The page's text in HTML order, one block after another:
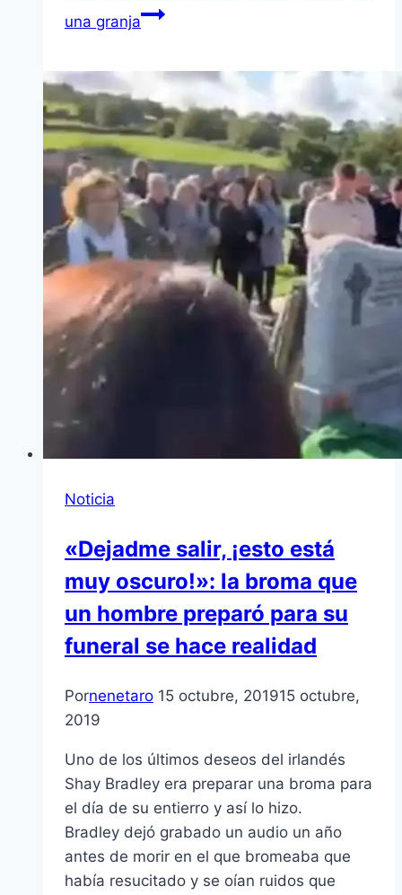
una granja
Noticia
«Dejadme salir, ¡esto está
muy oscuro!»: la broma que
un hombre preparó para su
funeral se hace realidad
Pornenetaro 15 octubre, 201915 octubre,
2019
Uno de los últimos deseos del irlandés
Shay Bradley era preparar una broma para
el día de su entierro y así lo hizo.
Bradley dejó grabado un audio un año
antes de morir en el que bromeaba que
había resucitado y se oían ruidos que